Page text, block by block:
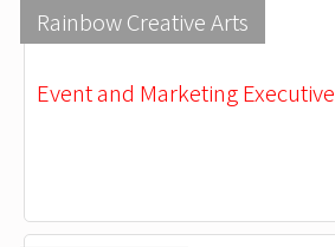
Rainbow Creative Arts
Event and Marketing Executive